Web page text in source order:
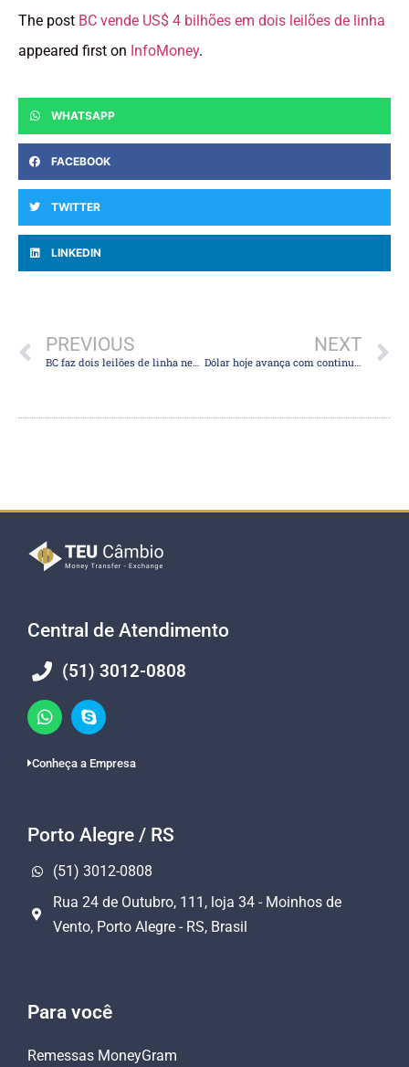
The post BC vende US$ 4 bilhões em dois leilões de linha
appeared first on InfoMoney.
WHATSAPP
FACEBOOK
TWITTER
LINKEDIN
PREVIOUS NEXT
Central de Atendimento
(51) 3012-0808
Conheça a Empresa
Porto Alegre / RS
(51) 3012-0808
Rua 24 de Outubro, 111, loja 34 - Moinhos de
Vento, Porto Alegre - RS, Brasil
Para você
Remessas MoneyGram